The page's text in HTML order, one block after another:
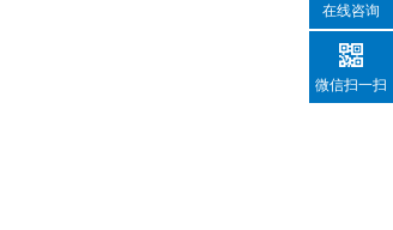
在线咨询
微信扫一扫